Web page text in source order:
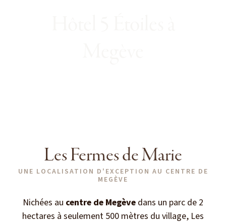
Les Fermes de Marie
UNE LOCALISATION D'EXCEPTION AU CENTRE DE
MEGÈVE
Nichées au centre de Megève dans un parc de 2
hectares à seulement 500 mètres du village, Les